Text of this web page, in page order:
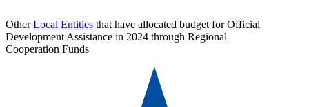
OtherLocal Entities that have allocated budget for Official
Development Assistance in 2024 through Regional
Cooperation Funds